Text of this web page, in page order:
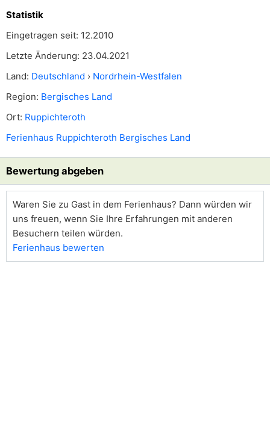
Statistik
Eingetragen seit: 12.2010
Letzte Änderung: 23.04.2021
Land: Deutschland › Nordrhein-Westfalen
Region: Bergisches Land
Ort: Ruppichteroth
Ferienhaus Ruppichteroth Bergisches Land
Bewertung abgeben
Waren Sie zu Gast in dem Ferienhaus? Dann würden wir
uns freuen, wenn Sie Ihre Erfahrungen mit anderen
Besuchern teilen würden.
Ferienhaus bewerten